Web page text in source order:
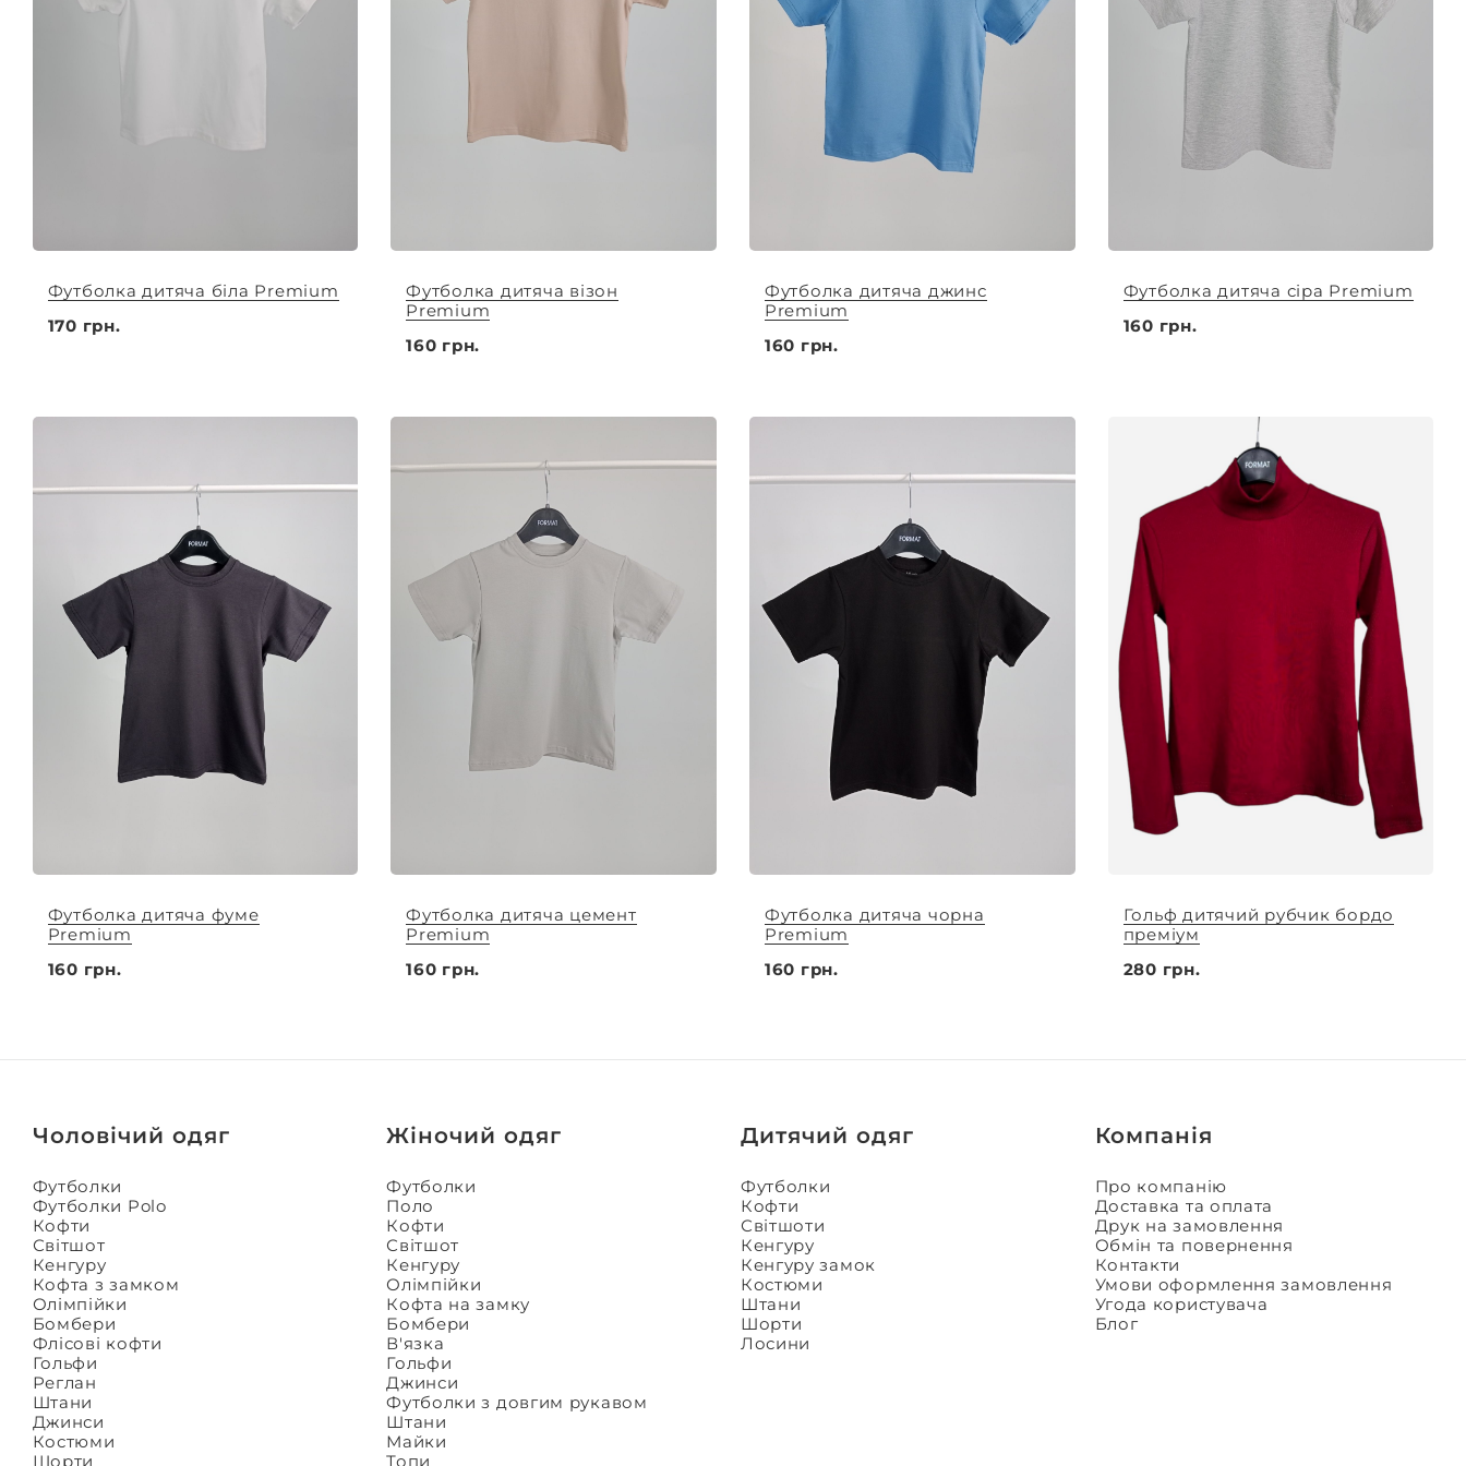
Футболка дитяча біла Premium
170 грн.
Футболка дитяча візон
Premium
160 грн.
Футболка дитяча джинс
Premium
160 грн.
Футболка дитяча сіра Premium
160 грн.
Футболка дитяча фуме
Premium
160 грн.
Футболка дитяча цемент
Premium
160 грн.
Футболка дитяча чорна
Premium
160 грн.
Гольф дитячий рубчик бордо
преміум
280 грн.
Чоловічий одяг
Футболки
Футболки Polo
Кофти
Світшот
Кенгуру
Кофта з замком
Олімпійки
Бомбери
Флісові кофти
Гольфи
Реглан
Штани
Джинси
Костюми
Шорти
Жіночий одяг
Футболки
Поло
Кофти
Світшот
Кенгуру
Олімпійки
Кофта на замку
Бомбери
В'язка
Гольфи
Джинси
Футболки з довгим рукавом
Штани
Майки
Топи
Дитячий одяг
Футболки
Кофти
Світшоти
Кенгуру
Кенгуру замок
Костюми
Штани
Шорти
Лосини
Компанія
Про компанію
Доставка та оплата
Друк на замовлення
Обмін та повернення
Контакти
Умови оформлення замовлення
Угода користувача
Блог